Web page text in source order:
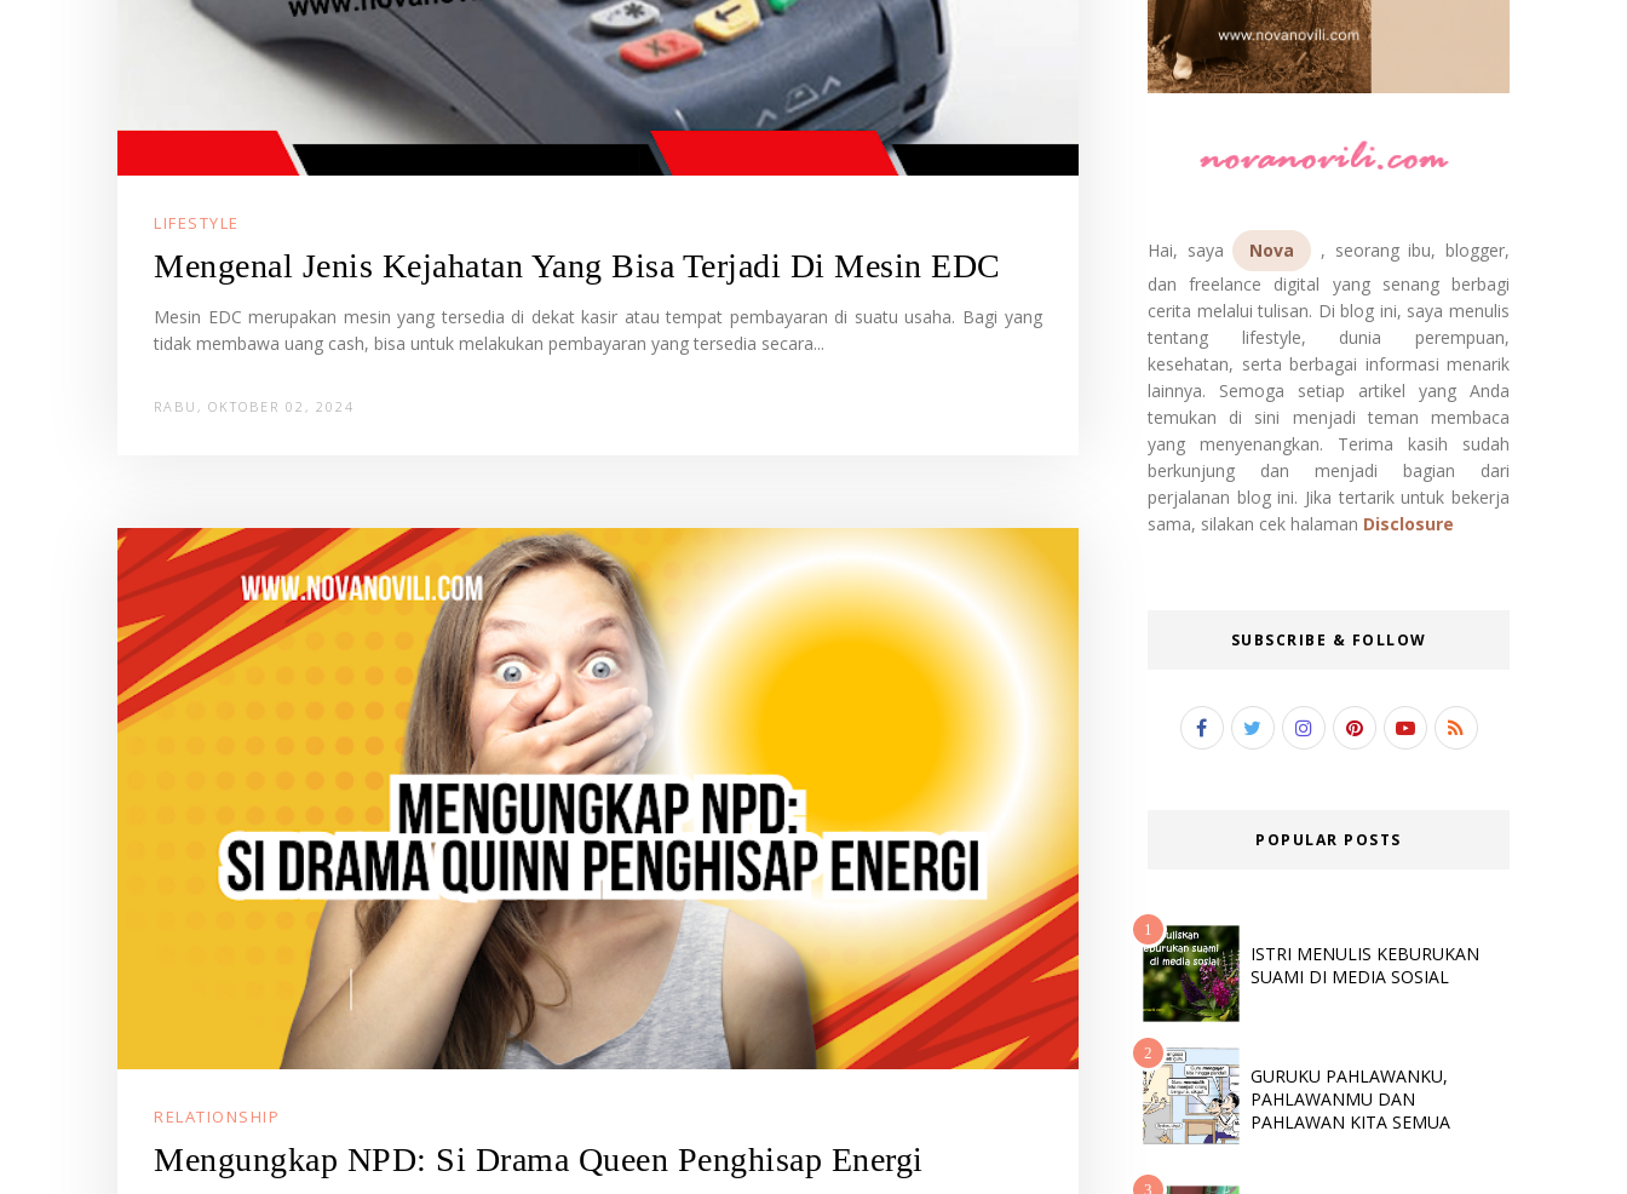
LIFESTYLE
Mengenal Jenis Kejahatan Yang Bisa Terjadi Di Mesin EDC
Mesin EDC merupakan mesin yang tersedia di dekat kasir atau tempat pembayaran di suatu usaha. Bagi yang
tidak membawa uang cash, bisa untuk melakukan pembayaran yang tersedia secara...
RABU, OKTOBER 02, 2024
RELATIONSHIP
Mengungkap NPD: Si Drama Queen Penghisap Energi
Hai, saya Nova
, seorang ibu, blogger,
dan freelance digital yang senang berbagi
cerita melalui tulisan. Di blog ini, saya menulis
tentang lifestyle, dunia perempuan,
kesehatan, serta berbagai informasi menarik
lainnya. Semoga setiap artikel yang Anda
temukan di sini menjadi teman membaca
yang menyenangkan. Terima kasih sudah
berkunjung dan menjadi bagian dari
perjalanan blog ini. Jika tertarik untuk bekerja
sama, silakan cek halaman Disclosure
SUBSCRIBE & FOLLOW
POPULAR POSTS
ISTRI MENULIS KEBURUKAN
SUAMI DI MEDIA SOSIAL
GURUKU PAHLAWANKU,
PAHLAWANMU DAN
PAHLAWAN KITA SEMUA